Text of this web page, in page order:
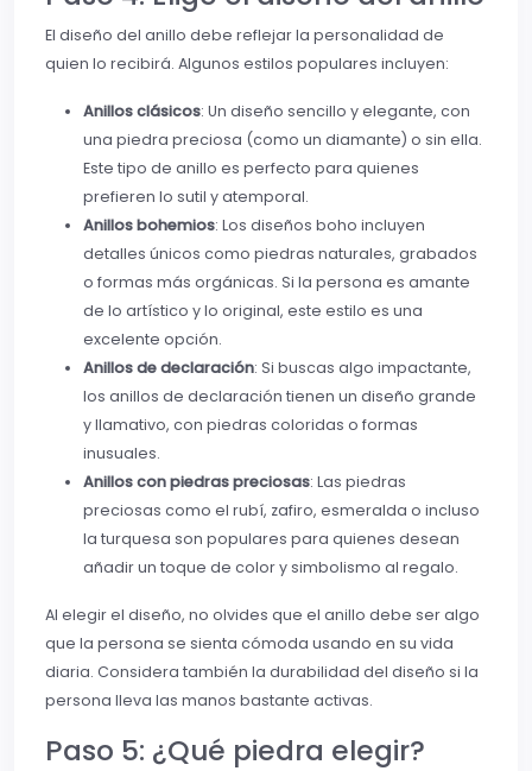
El diseño del anillo debe reflejar la personalidad de
quien lo recibirá. Algunos estilos populares incluyen:
Anillos clásicos: Un diseño sencillo y elegante, con
una piedra preciosa (como un diamante) o sin ella.
Este tipo de anillo es perfecto para quienes
prefieren lo sutil y atemporal.
Anillos bohemios: Los diseños boho incluyen
detalles únicos como piedras naturales, grabados
o formas más orgánicas. Si la persona es amante
de lo artístico y lo original, este estilo es una
excelente opción.
Anillos de declaración: Si buscas algo impactante,
los anillos de declaración tienen un diseño grande
y llamativo, con piedras coloridas o formas
inusuales.
Anillos con piedras preciosas: Las piedras
preciosas como el rubí, zafiro, esmeralda o incluso
la turquesa son populares para quienes desean
añadir un toque de color y simbolismo al regalo.
Al elegir el diseño, no olvides que el anillo debe ser algo
que la persona se sienta cómoda usando en su vida
diaria. Considera también la durabilidad del diseño si la
persona lleva las manos bastante activas.
Paso 5: ¿Qué piedra elegir?